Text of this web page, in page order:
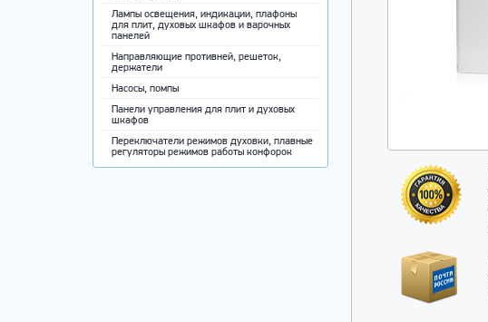
Лампы освещения, индикации, плафоны
для плит, духовых шкафов и варочных
панелей
Направляющие противней, решеток,
держатели
Насосы, помпы
Панели управления для плит и духовых
шкафов
Переключатели режимов духовки, плавные
регуляторы режимов работы конфорок